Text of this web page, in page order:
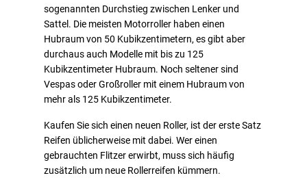
sogenannten Durchstieg zwischen Lenker und
Sattel. Die meisten Motorroller haben einen
Hubraum von 50 Kubikzentimetern, es gibt aber
durchaus auch Modelle mit bis zu 125
Kubikzentimeter Hubraum. Noch seltener sind
Vespas oder Großroller mit einem Hubraum von
mehr als 125 Kubikzentimeter.
Kaufen Sie sich einen neuen Roller, ist der erste Satz
Reifen üblicherweise mit dabei. Wer einen
gebrauchten Flitzer erwirbt, muss sich häufig
zusätzlich um neue Rollerreifen kümmern.